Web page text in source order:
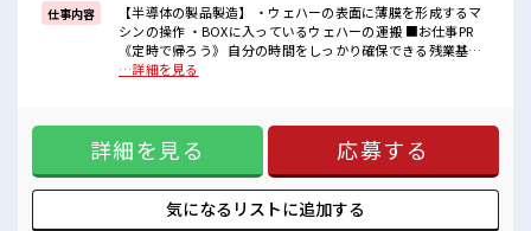
■職場の雰囲気
大手優良企業！
20代・30代の男女スタッフさんが活躍中！
夜勤のときも安心の24時間営業！
あったかいおいしい食事が出てきてほっこりしますね♪
仕事内容
【半導体の製品製造】 ・ウェハーの表面に薄膜を形成するマ
シンの操作 ・BOXに入っているウェハーの運搬 ■お仕事PR
《定時で帰ろう》 自分の時間をしっかり確保できる残業基本
ナシのお仕事♪ プライベートも充実できちゃう！ 《ラクラク
くにいる先輩がしっかりサポートしてくれるから安心ですね
★ また研修がしっかり8日間も！ ここで学んで不安を解消し
ましょう！ 研修中でも時給が変わらないのもうれしいポイン
ト！ ■職場の雰囲気 大手優良企業！ 20代・30代の男女スタ
ッフさんが活躍中！ 社内設備も充実♪ 特におすすめは社員食
堂(*‘∀‘)★ 夜勤のときも安心の24時間営業！ あったかいおい
…詳細を見る
詳細を見る 応募する
気になるリストに追加する